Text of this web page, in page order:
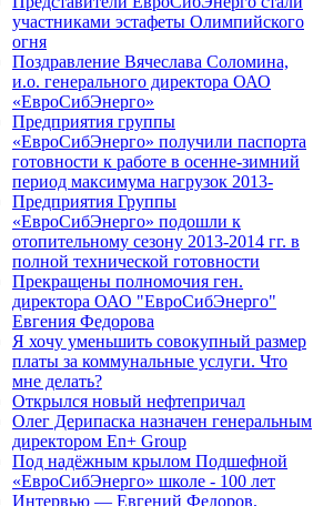
участниками эстафеты Олимпийского
огня
Поздравление Вячеслава Соломина,
и.о. генерального директора ОАО
«ЕвроСибЭнерго»
Предприятия группы
«ЕвроСибЭнерго» получили паспорта
готовности к работе в осенне-зимний
период максимума нагрузок 2013-
Предприятия Группы
«ЕвроСибЭнерго» подошли к
отопительному сезону 2013-2014 гг. в
полной технической готовности
Прекращены полномочия ген.
директора ОАО "ЕвроСибЭнерго"
Евгения Федорова
Я хочу уменьшить совокупный размер
платы за коммунальные услуги. Что
мне делать?
Открылся новый нефтепричал
Олег Дерипаска назначен генеральным
директором En+ Group
Под надёжным крылом Подшефной
«ЕвроСибЭнерго» школе - 100 лет
Интервью — Евгений Федоров,